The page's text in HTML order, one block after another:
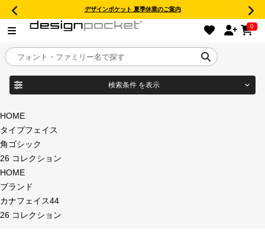
デザインポケット 夏季休業のご案内
0
目的別フォントガイド
特集
年間ライセンス商品
検索条件 を表示
商品名
HOME
タイプフェイス
角ゴシック
26 コレクション
HOME
ブランド
カナフェイス44
26 コレクション